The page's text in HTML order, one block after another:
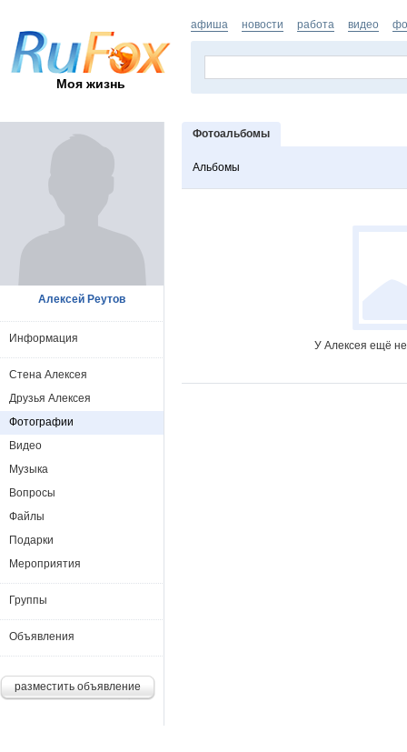
Моя жизнь
афиша новости работа видео
Фотоальбомы
Альбомы
У Алексея ещё
Алексей Реутов
Информация
Стена Алексея
Друзья Алексея
Фотографии
Видео
Музыка
Вопросы
Файлы
Подарки
Мероприятия
Группы
Объявления
разместить объявление